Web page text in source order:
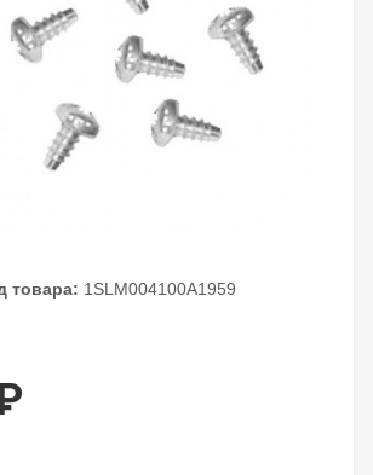
товара: 1SLM004100A1959